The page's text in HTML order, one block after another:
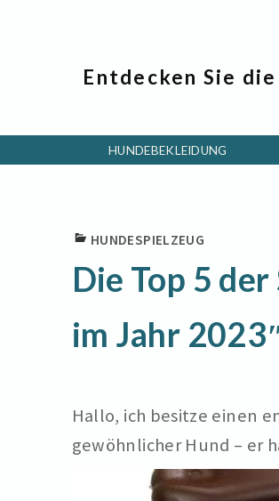
Entdecken Sie
HUNDEBEKLEIDUNG
HUNDESPIELZEUG
Die Top 5
im Jahr
Hallo, ich besitze einen
gewöhnlicher Hund – er